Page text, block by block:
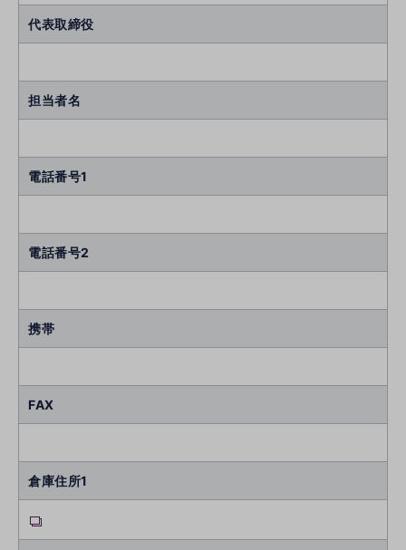
代表取締役
担当者名
電話番号1
電話番号2
携帯
FAX
倉庫住所1